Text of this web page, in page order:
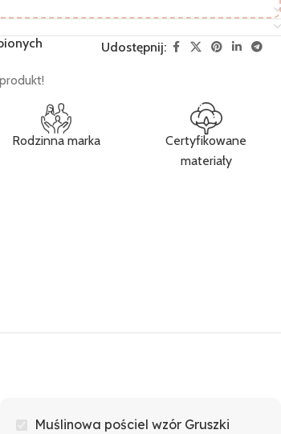
Udostępnij:
Rodzinna marka
Certyfikowane
materiały
Muślinowa pościel wzór Gruszki